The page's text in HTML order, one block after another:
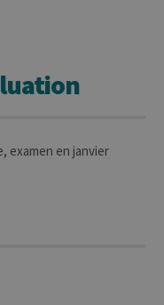
examen en janvier